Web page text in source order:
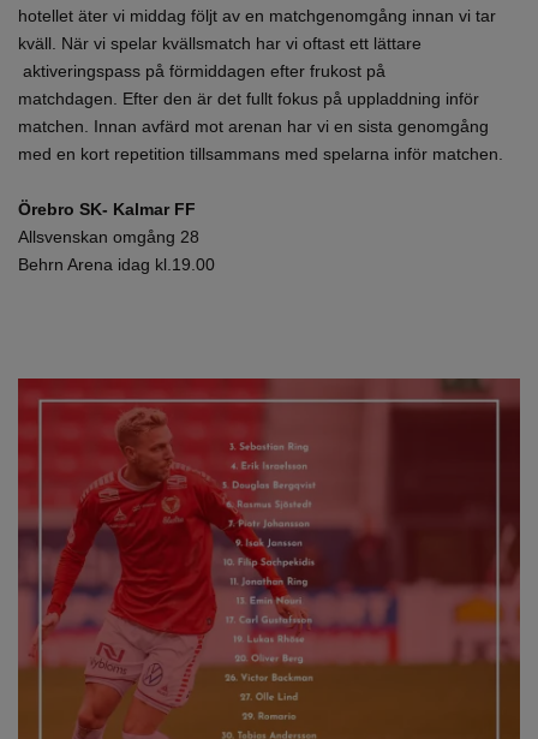
hotellet äter vi middag följt av en matchgenomgång innan vi tar
kväll. När vi spelar kvällsmatch har vi oftast ett lättare
aktiveringspass på förmiddagen efter frukost på
matchdagen. Efter den är det fullt fokus på uppladdning inför
matchen. Innan avfärd mot arenan har vi en sista genomgång
med en kort repetition tillsammans med spelarna inför matchen.
Örebro SK- Kalmar FF
Allsvenskan omgång 28
Behrn Arena idag kl.19.00